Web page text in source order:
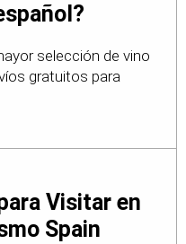
selección de vino
gratuitos para
Visitar en
Spain